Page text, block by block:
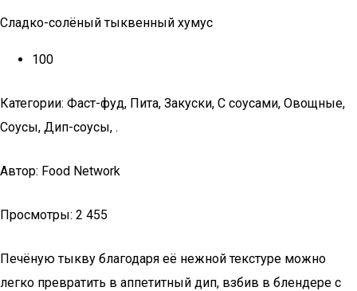
Сладко-солёный тыквенный хумус
100
Категории: Фаст-фуд, Пита, Закуски, С соусами, Овощные,
Соусы, Дип-соусы, .
Автор: Food Network
Просмотры: 2 455
Печёную тыкву благодаря её нежной текстуре можно
легко превратить в аппетитный дип, взбив в блендере с